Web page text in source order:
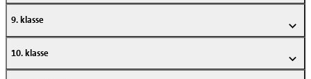
9. klasse
10. klasse